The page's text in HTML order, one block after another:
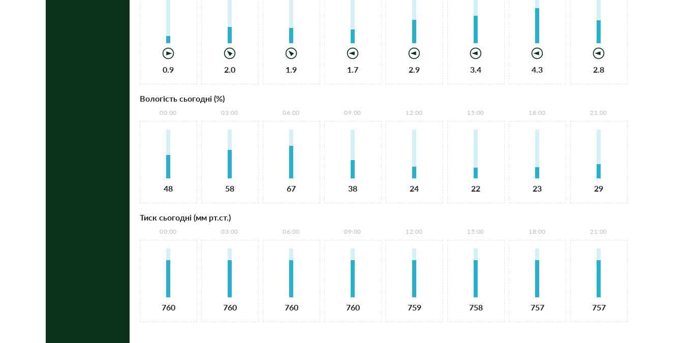
0.9 2.0 1.9 1.7 2.9 3.4 4.3 2.8
Вологість сьогодні (%)
00:00
48
03:00
58
06:00
67
09:00
38
12:00
24
15:00
22
18:00
23
21:00
29
Тиск сьогодні (мм рт.ст.)
00:00
760
03:00
760
06:00
760
09:00
760
12:00
759
15:00
758
18:00
757
21:00
757